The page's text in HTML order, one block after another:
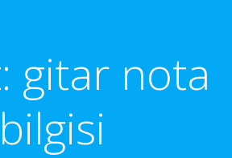
gitar nota
bilgisi